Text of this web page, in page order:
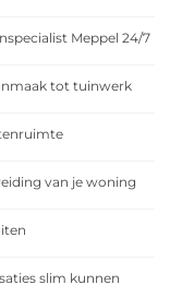
Meppel 24/7
tot tuinwerk
van je woning
slim kunnen